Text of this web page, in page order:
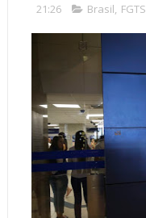
21:26 Brasil, FGTS